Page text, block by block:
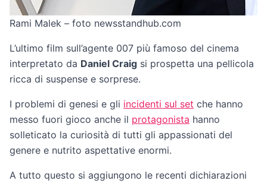
Rami Malek – foto newsstandhub.com
L’ultimo film sull’agente 007 più famoso del cinema
interpretato da Daniel Craig si prospetta una pellicola
ricca di suspense e sorprese.
I problemi di genesi e gli incidenti sul set che hanno
messo fuori gioco anche il protagonista hanno
solleticato la curiosità di tutti gli appassionati del
genere e nutrito aspettative enormi.
A tutto questo si aggiungono le recenti dichiarazioni